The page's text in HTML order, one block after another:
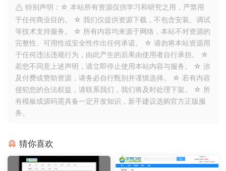
特别声明：☆ 本站所有资源仅供学习和研究之用，严禁用
于任何商业目的。 ☆ 我们仅提供资源下载，不包含安装、调试
等技术支持服务。 ☆ 所有内容均来源于网络，本站不对资源的
完整性、可用性或安全性作出任何承诺。 ☆ 请勿将本站资源用
于任何违法违规行为，由此产生的后果由使用者自行承担。 ☆
若您不同意上述声明，请立即停止使用本站内容与服务。 ☆ 涉
及付费或赞助资源，请务必自行甄别并谨慎选择。 ☆ 若有内容
侵犯您的合法权益，请联系我们，我们将及时处理下架。 ☆ 所
有模板或源码需具备一定开发知识，新手建议选购官方正版服
务。
猜你喜欢